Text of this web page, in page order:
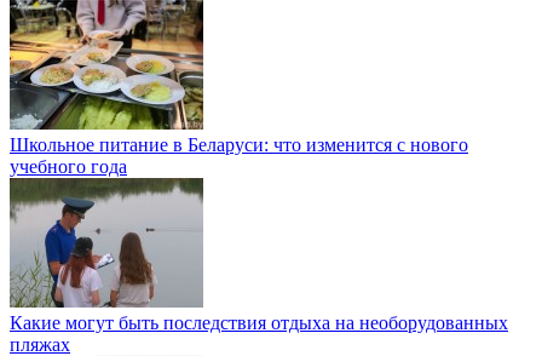
Школьное питание в Беларуси: что изменится с нового
учебного года
Какие могут быть последствия отдыха на необорудованных
пляжах